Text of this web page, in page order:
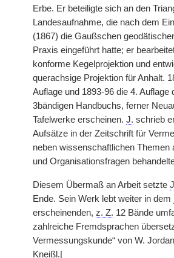
Erbe. Er beteiligte sich an den
Landesaufnahme, die nach dem
(1867) die Gaußschen
Praxis eingeführt hatte; er
konforme Kegelprojektion und
querachsige Projektion für Anhalt.
Auflage und 1893-96 die 4. Auflage
3bändigen Handbuchs, ferner
Tafelwerke erscheinen. J. schrieb
Aufsätze in der Zeitschrift für
neben wissenschaftlichen Themen
und Organisationsfragen
Diesem Übermaß an Arbeit setzte
Ende. Sein Werk lebt weiter in dem
erscheinenden, z. Z. 12 Bände
zahlreiche Fremdsprachen
Vermessungskunde“ von W.
Kneißl.